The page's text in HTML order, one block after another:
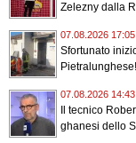
Zelezny dalla
07.08.2026 17:05
Sfortunato
07.08.2026 14:43
Il tecnico
ghanesi dello